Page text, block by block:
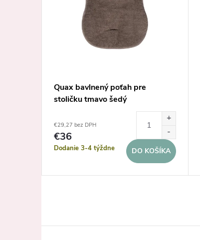
Quax bavlnený poťah pre
stoličku tmavo šedý
€29,27 bez DPH
€36
Dodanie 3-4 týždne DO KOŠÍKA